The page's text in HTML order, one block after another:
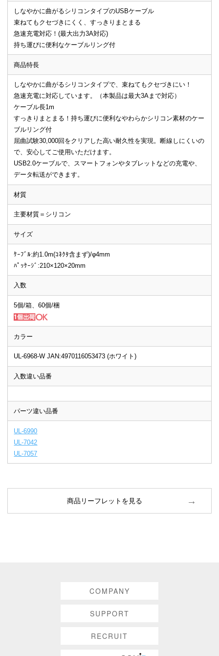
しなやかに曲がるシリコンタイプのUSBケーブル
束ねてもクセづきにくく、すっきりまとまる
急速充電対応！(最大出力3A対応)
持ち運びに便利なケーブルリング付
商品特長
しなやかに曲がるシリコンタイプで、束ねてもクセづきにい！
急速充電に対応しています。（本製品は最大3Aまで対応）
ケーブル長1m
すっきりまとまる！持ち運びに便利なやわらかシリコン素材のケー
ブルリング付
屈曲試験30,000回をクリアした高い耐久性を実現。断線しにくいの
で、安心してご使用いただけます。
USB2.0ケーブルで、スマートフォンやタブレットなどの充電や、
データ転送ができます。
材質
主要材質＝シリコン
サイズ
ｹｰﾌﾞﾙ:約1.0m(ｺﾈｸﾀ含まず)/φ4mm
ﾊﾟｯｹｰｼﾞ:210×120×20mm
入数
5個/箱、60個/梱
カラー
UL-6968-W JAN:4970116053473 (ホワイト)
入数違い品番
パーツ違い品番
UL-6990
UL-7042
UL-7057
商品リーフレットを見る
COMPANY
SUPPORT
RECRUIT